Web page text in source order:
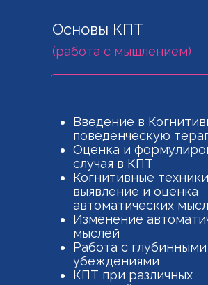
Основы КПТ
Введение в
поведенческую
Оценка и
случая в КПТ
Когнитивные
выявление и оценка
автоматических
Изменение
мыслей
Работа с глубинными
убеждениями
КПТ при различных
(работа с мышлением)